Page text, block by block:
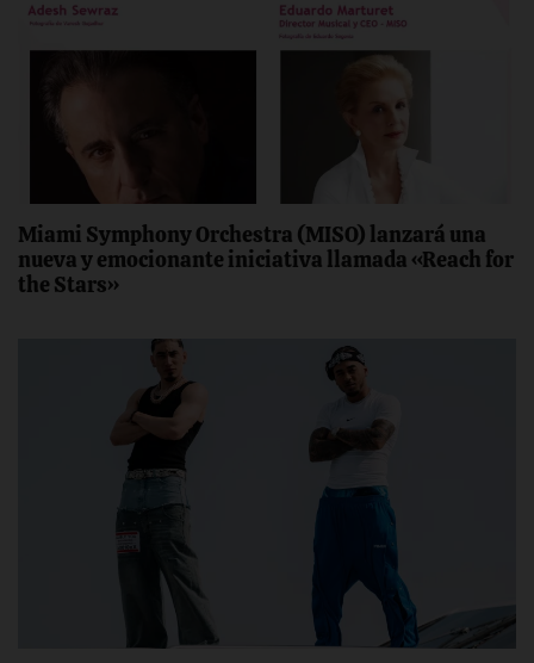
Miami Symphony Orchestra (MISO) lanzará una
nueva y emocionante iniciativa llamada «Reach for
the Stars»